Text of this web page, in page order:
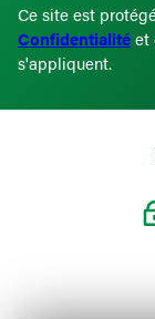
Ce site est
Confidentialitéet
s'appliquent.